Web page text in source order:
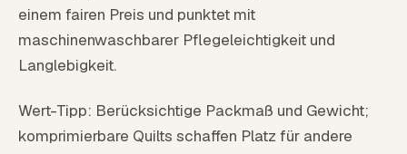
einem fairen Preis und punktet mit
maschinenwaschbarer Pflegeleichtigkeit und
Langlebigkeit.
Wert-Tipp: Berücksichtige Packmaß und Gewicht;
komprimierbare Quilts schaffen Platz für andere